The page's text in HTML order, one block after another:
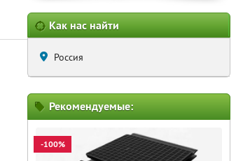
Как нас найти
Россия
Рекомендуемые:
-100%